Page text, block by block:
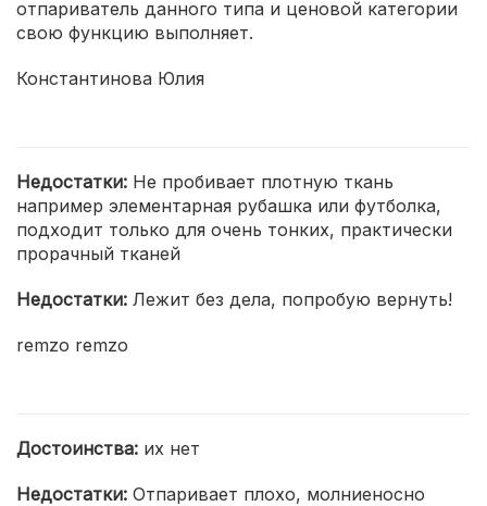
отпариватель данного типа и ценовой категории
свою функцию выполняет.
Константинова Юлия
Недостатки: Не пробивает плотную ткань
например элементарная рубашка или футболка,
подходит только для очень тонких, практически
прорачный тканей
Недостатки: Лежит без дела, попробую вернуть!
remzo remzo
Достоинства: их нет
Недостатки: Отпаривает плохо, молниеносно